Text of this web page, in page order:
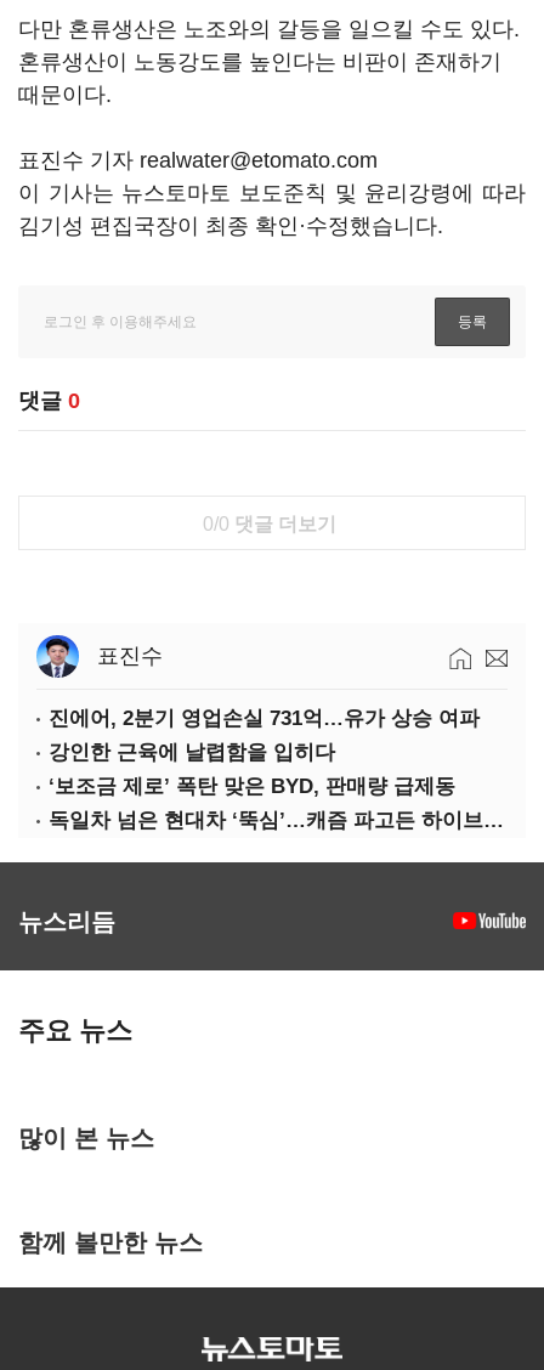
다만 혼류생산은 노조와의 갈등을 일으킬 수도 있다.
혼류생산이 노동강도를 높인다는 비판이 존재하기
때문이다.
표진수 기자 realwater@etomato.com
이 기사는 뉴스토마토 보도준칙 및 윤리강령에 따라
김기성 편집국장이 최종 확인·수정했습니다.
댓글 0
0/0 댓글 더보기
표진수
진에어, 2분기 영업손실 731억…유가 상승 여파
강인한 근육에 날렵함을 입히다
‘보조금 제로’ 폭탄 맞은 BYD, 판매량 급제동
독일차 넘은 현대차 ‘뚝심’…캐즘 파고든 하이브리드 역전극
뉴스리듬
주요 뉴스
많이 본 뉴스
함께 볼만한 뉴스